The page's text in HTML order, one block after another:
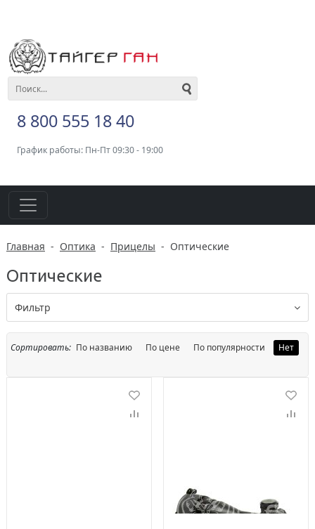
8 800 555 18 40
График работы: Пн-Пт 09:30 - 19:00
Главная - Оптика - Прицелы - Оптические
Оптические
Фильтр
Сортировать: По названию По цене По популярности Нет